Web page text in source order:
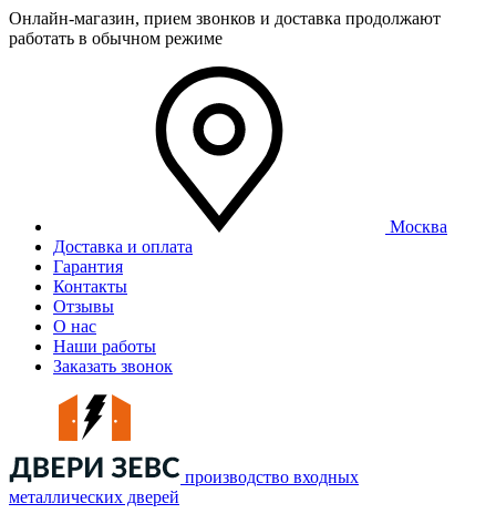
Онлайн-магазин, прием звонков и доставка продолжают
работать в обычном режиме
Москва
Доставка и оплата
Гарантия
Контакты
Отзывы
О нас
Наши работы
Заказать звонок
производство входных
металлических дверей